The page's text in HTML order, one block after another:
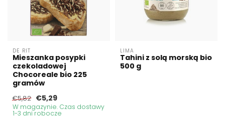
DE RIT
Mieszanka posypki
czekoladowej
Chocoreale bio 225
gramów
€5,82 €5,29
W magazynie. Czas dostawy
1-3 dni robocze
LIMA
Tahini z solą morską bio
500 g